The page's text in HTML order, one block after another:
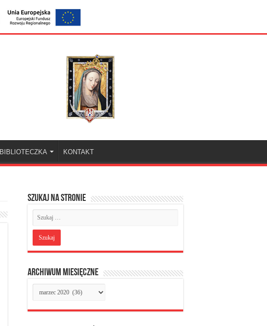
BIBLIOTECZKA KONTAKT
Szukaj na stronie
Archiwum miesięczne
Archiwum
miesięczne